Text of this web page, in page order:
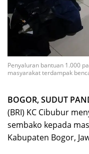
Penyaluran bantuan 1.000
masyarakat terdampak
BOGOR, SUDUT
(BRI) KC Cibubur
sembako kepada
Kabupaten Bogor,